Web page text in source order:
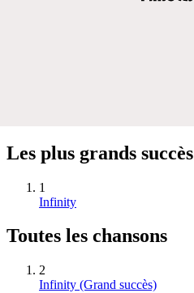
Les plus grands succès
1
Infinity
Toutes les chansons
2
Infinity (Grand succès)